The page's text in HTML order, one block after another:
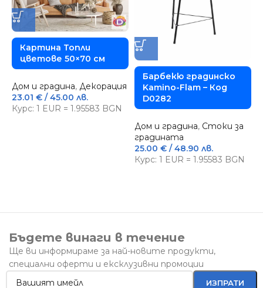
Картина Топли
цветове 50×70 см
Дом и градина, Декорация
23.01 € / 45.00 лв.
Курс: 1 EUR = 1.95583 BGN
Барбекю градинско
Kamino-Flam – Код
D0282
Дом и градина, Стоки за
градината
25.00 €/ 48.90 лв.
Курс: 1 EUR = 1.95583 BGN
Бъдете винаги в течение
Ще ви информираме за най-новите продукти,
специални оферти и ексклузивни промоции